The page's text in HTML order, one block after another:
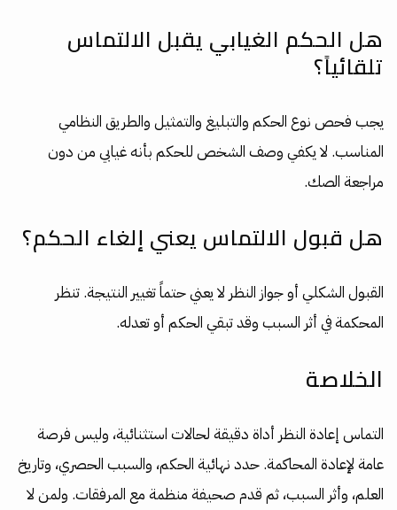
هل الحكم الغيابي يقبل الالتماس
تلقائياً؟
يجب فحص نوع الحكم والتبليغ والتمثيل والطريق النظامي
المناسب. لا يكفي وصف الشخص للحكم بأنه غيابي من دون
مراجعة الصك.
هل قبول الالتماس يعني إلغاء الحكم؟
القبول الشكلي أو جواز النظر لا يعني حتماً تغيير النتيجة. تنظر
المحكمة في أثر السبب وقد تبقي الحكم أو تعدله.
الخلاصة
التماس إعادة النظر أداة دقيقة لحالات استثنائية، وليس فرصة
عامة لإعادة المحاكمة. حدد نهائية الحكم، والسبب الحصري، وتاريخ
العلم، وأثر السبب، ثم قدم صحيفة منظمة مع المرفقات. ولمن لا